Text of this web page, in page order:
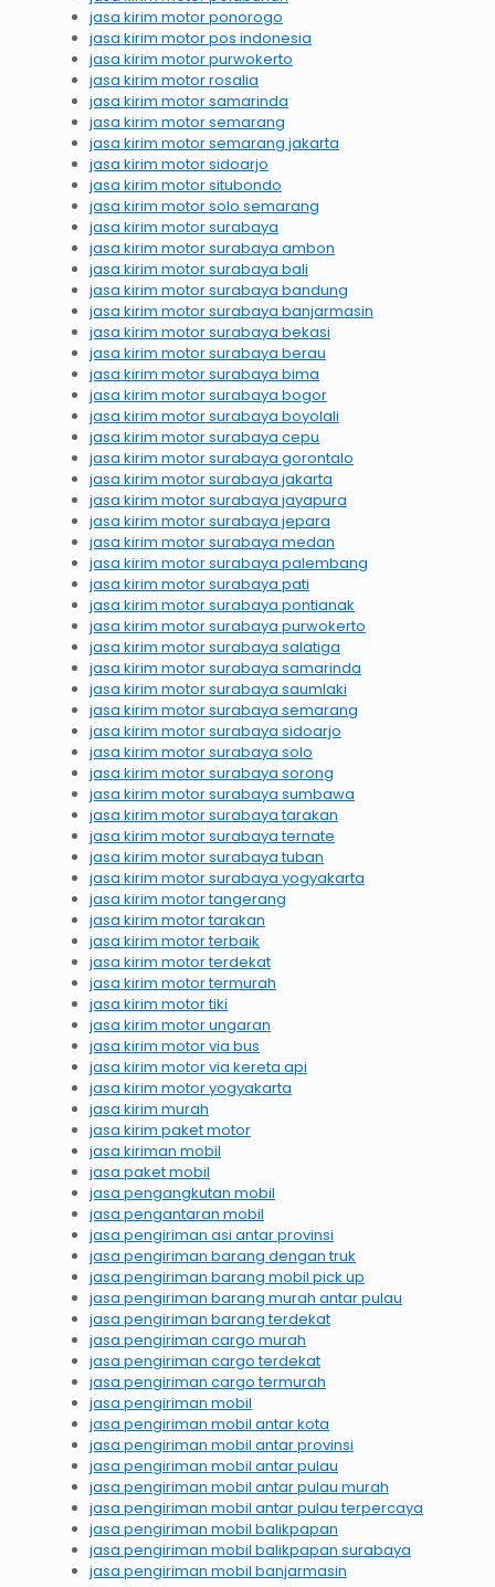
jasa kirim motor ponorogo
jasa kirim motor pos indonesia
jasa kirim motor purwokerto
jasa kirim motor rosalia
jasa kirim motor samarinda
jasa kirim motor semarang
jasa kirim motor semarang jakarta
jasa kirim motor sidoarjo
jasa kirim motor situbondo
jasa kirim motor solo semarang
jasa kirim motor surabaya
jasa kirim motor surabaya ambon
jasa kirim motor surabaya bali
jasa kirim motor surabaya bandung
jasa kirim motor surabaya banjarmasin
jasa kirim motor surabaya bekasi
jasa kirim motor surabaya berau
jasa kirim motor surabaya bima
jasa kirim motor surabaya bogor
jasa kirim motor surabaya boyolali
jasa kirim motor surabaya cepu
jasa kirim motor surabaya gorontalo
jasa kirim motor surabaya jakarta
jasa kirim motor surabaya jayapura
jasa kirim motor surabaya jepara
jasa kirim motor surabaya medan
jasa kirim motor surabaya palembang
jasa kirim motor surabaya pati
jasa kirim motor surabaya pontianak
jasa kirim motor surabaya purwokerto
jasa kirim motor surabaya salatiga
jasa kirim motor surabaya samarinda
jasa kirim motor surabaya saumlaki
jasa kirim motor surabaya semarang
jasa kirim motor surabaya sidoarjo
jasa kirim motor surabaya solo
jasa kirim motor surabaya sorong
jasa kirim motor surabaya sumbawa
jasa kirim motor surabaya tarakan
jasa kirim motor surabaya ternate
jasa kirim motor surabaya tuban
jasa kirim motor surabaya yogyakarta
jasa kirim motor tangerang
jasa kirim motor tarakan
jasa kirim motor terbaik
jasa kirim motor terdekat
jasa kirim motor termurah
jasa kirim motor tiki
jasa kirim motor ungaran
jasa kirim motor via bus
jasa kirim motor via kereta api
jasa kirim motor yogyakarta
jasa kirim murah
jasa kirim paket motor
jasa kiriman mobil
jasa paket mobil
jasa pengangkutan mobil
jasa pengantaran mobil
jasa pengiriman asi antar provinsi
jasa pengiriman barang dengan truk
jasa pengiriman barang mobil pick up
jasa pengiriman barang murah antar pulau
jasa pengiriman barang terdekat
jasa pengiriman cargo murah
jasa pengiriman cargo terdekat
jasa pengiriman cargo termurah
jasa pengiriman mobil
jasa pengiriman mobil antar kota
jasa pengiriman mobil antar provinsi
jasa pengiriman mobil antar pulau
jasa pengiriman mobil antar pulau murah
jasa pengiriman mobil antar pulau terpercaya
jasa pengiriman mobil balikpapan
jasa pengiriman mobil balikpapan surabaya
jasa pengiriman mobil banjarmasin